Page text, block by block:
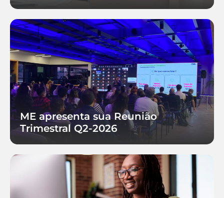
ME apresenta sua Reunião
Trimestral Q2-2026